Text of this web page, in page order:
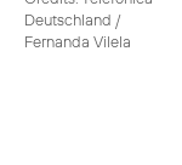
Deutschland /
Fernanda Vilela